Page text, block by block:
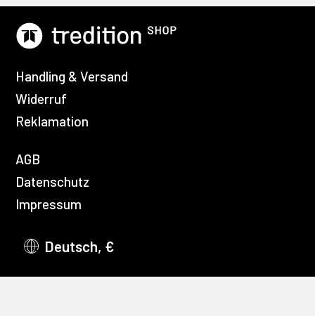
Handling & Versand
Widerruf
Reklamation
AGB
Datenschutz
Impressum
Deutsch, €